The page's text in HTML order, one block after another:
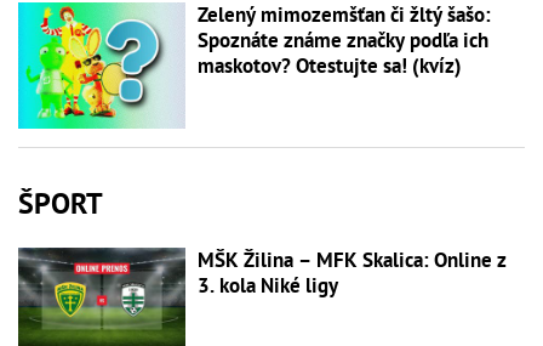
Zelený mimozemšťan či žltý šašo:
Spoznáte známe značky podľa ich
maskotov? Otestujte sa! (kvíz)
ŠPORT
MŠK Žilina – MFK Skalica: Online z
3. kola Niké ligy